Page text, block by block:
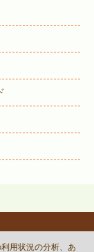
用状況の分析、あ